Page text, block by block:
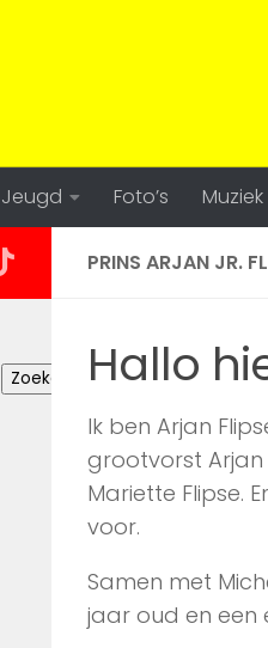
Jeugd Foto’s Muziek
PRINS ARJAN JR.
Hallo
Ik ben Arjan
grootvorst Arjan
Mariette Flipse.
voor.
Samen met
jaar oud en een
Zoeken